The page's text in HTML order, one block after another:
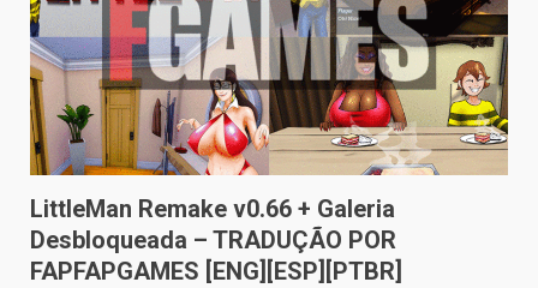
LittleMan Remake v0.66 + Galeria
Desbloqueada – TRADUÇÃO POR
FAPFAPGAMES [ENG][ESP][PTBR]